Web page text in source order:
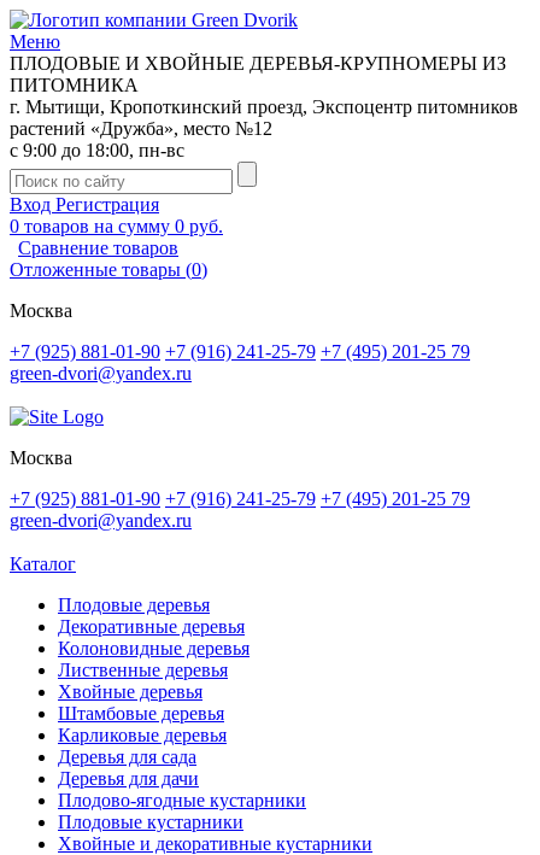
Меню
ПЛОДОВЫЕ И ХВОЙНЫЕ ДЕРЕВЬЯ-КРУПНОМЕРЫ ИЗ
ПИТОМНИКА
г. Мытищи, Кропоткинский проезд, Экспоцентр питомников
растений «Дружба», место №12
с 9:00 до 18:00, пн-вс
Вход Регистрация
0 товаров на сумму 0 руб.
Сравнение товаров
Отложенные товары (0)
Москва
+7 (925) 881-01-90 +7 (916) 241-25-79 +7 (495) 201-25 79
green-dvori@yandex.ru
Москва
+7 (925) 881-01-90 +7 (916) 241-25-79 +7 (495) 201-25 79
green-dvori@yandex.ru
Каталог
Плодовые деревья
Декоративные деревья
Колоновидные деревья
Лиственные деревья
Хвойные деревья
Штамбовые деревья
Карликовые деревья
Деревья для сада
Деревья для дачи
Плодово-ягодные кустарники
Плодовые кустарники
Хвойные и декоративные кустарники